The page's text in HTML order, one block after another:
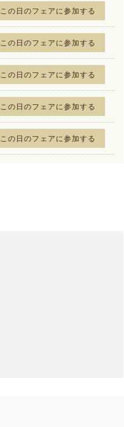
この日のフェアに参加する
この日のフェアに参加する
この日のフェアに参加する
この日のフェアに参加する
この日のフェアに参加する